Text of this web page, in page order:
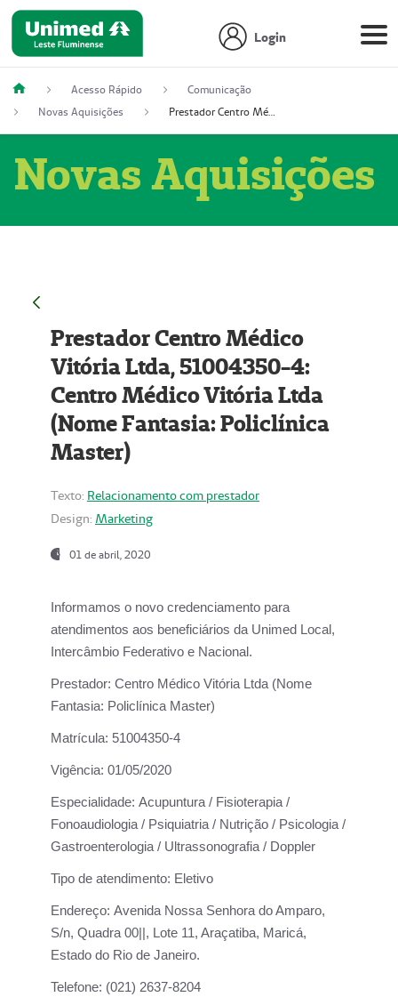
Login
Acesso Rápido
Comunicação
Novas Aquisições
Prestador Centro Médico Vitória Ltda, 51004350-4: Centro Médico Vitória Ltda (Nome Fantasia: Policlínica Master)
Novas Aquisições
Prestador Centro Médico
Vitória Ltda, 51004350-4:
Centro Médico Vitória Ltda
(Nome Fantasia: Policlínica
Master)
Texto: Relacionamento com prestador
Design: Marketing
01 de abril, 2020
Informamos o novo credenciamento para
atendimentos aos beneficiários da Unimed Local,
Intercâmbio Federativo e Nacional.
Prestador: Centro Médico Vitória Ltda (Nome
Fantasia: Policlínica Master)
Matrícula: 51004350-4
Vigência: 01/05/2020
Especialidade: Acupuntura / Fisioterapia /
Fonoaudiologia / Psiquiatria / Nutrição / Psicologia /
Gastroenterologia / Ultrassonografia / Doppler
Tipo de atendimento: Eletivo
Endereço: Avenida Nossa Senhora do Amparo,
S/n, Quadra 00||, Lote 11, Araçatiba, Maricá,
Estado do Rio de Janeiro.
Telefone: (021) 2637-8204